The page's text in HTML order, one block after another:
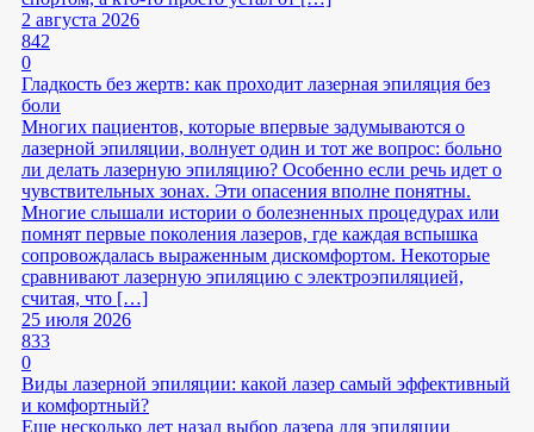
2 августа 2026
842
0
Гладкость без жертв: как проходит лазерная эпиляция без
боли
Многих пациентов, которые впервые задумываются о
лазерной эпиляции, волнует один и тот же вопрос: больно
ли делать лазерную эпиляцию? Особенно если речь идет о
чувствительных зонах. Эти опасения вполне понятны.
Многие слышали истории о болезненных процедурах или
помнят первые поколения лазеров, где каждая вспышка
сопровождалась выраженным дискомфортом. Некоторые
сравнивают лазерную эпиляцию с электроэпиляцией,
считая, что […]
25 июля 2026
833
0
Виды лазерной эпиляции: какой лазер самый эффективный
и комфортный?
Еще несколько лет назад выбор лазера для эпиляции